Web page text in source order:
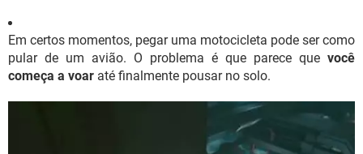
Em certos momentos, pegar uma motocicleta pode ser como
pular de um avião. O problema é que parece que você
começa a voar até finalmente pousar no solo.